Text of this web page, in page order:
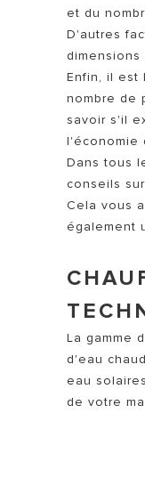
et du
D'autres
Enfin, il est
nombre de
savoir s'il
l'économie
Dans tous
conseils
Cela vous
également
La gamme
d'eau
eau
de votre